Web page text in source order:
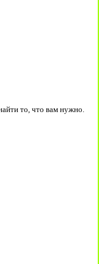
то, что вам нужно.